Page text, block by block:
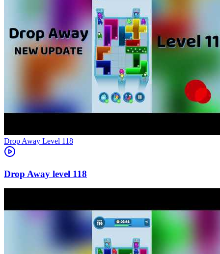
Level 118
118